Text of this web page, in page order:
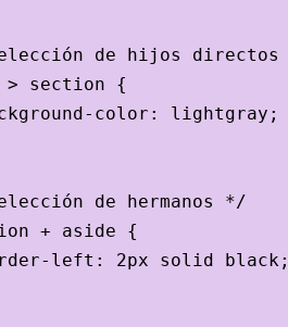
de hijos
> section {
color: lightgray;
de hermanos */
+ aside {
left: 2px solid black;